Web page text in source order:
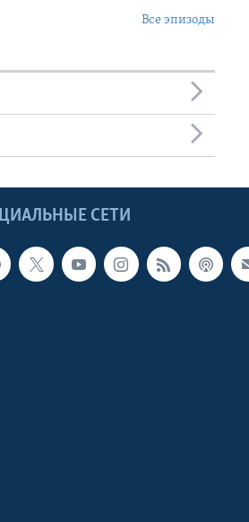
Все эпизоды
СЕТИ